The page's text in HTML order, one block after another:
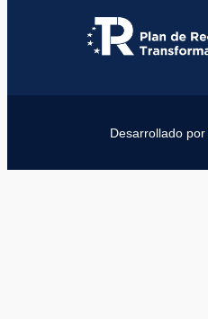
Desarrollado por